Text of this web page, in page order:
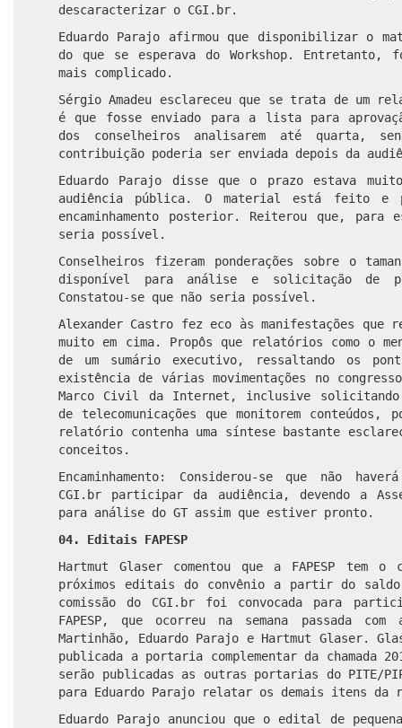
descaracterizar o CGI.br.
Eduardo Parajo afirmou que disponibilizar o
do que se esperava do Workshop. Entretanto,
mais complicado.
Sérgio Amadeu esclareceu que se trata de um
é que fosse enviado para a lista para
dos conselheiros analisarem até quarta,
contribuição poderia ser enviada depois da
Eduardo Parajo disse que o prazo estava
audiência pública. O material está feito e
encaminhamento posterior. Reiterou que, para
seria possível.
Conselheiros fizeram ponderações sobre o
disponível para análise e solicitação de
Constatou-se que não seria possível.
Alexander Castro fez eco às manifestações que
muito em cima. Propôs que relatórios como o
de um sumário executivo, ressaltando os
existência de várias movimentações no
Marco Civil da Internet, inclusive solicitando
de telecomunicações que monitorem
relatório contenha uma síntese bastante
conceitos.
Encaminhamento:
Considerou-se que não
CGI.br participar da audiência, devendo a
para análise do GT assim que estiver pronto.
04. Editais FAPESP
Hartmut Glaser comentou que a FAPESP tem o
próximos editais do convênio a partir do
comissão do CGI.br foi convocada para
FAPESP, que ocorreu na semana passada
Martinhão, Eduardo Parajo e Hartmut Glaser.
publicada a portaria complementar da chamada
serão publicadas as outras portarias do PITE/
para Eduardo Parajo relatar os demais itens da
Eduardo Parajo anunciou que o edital de